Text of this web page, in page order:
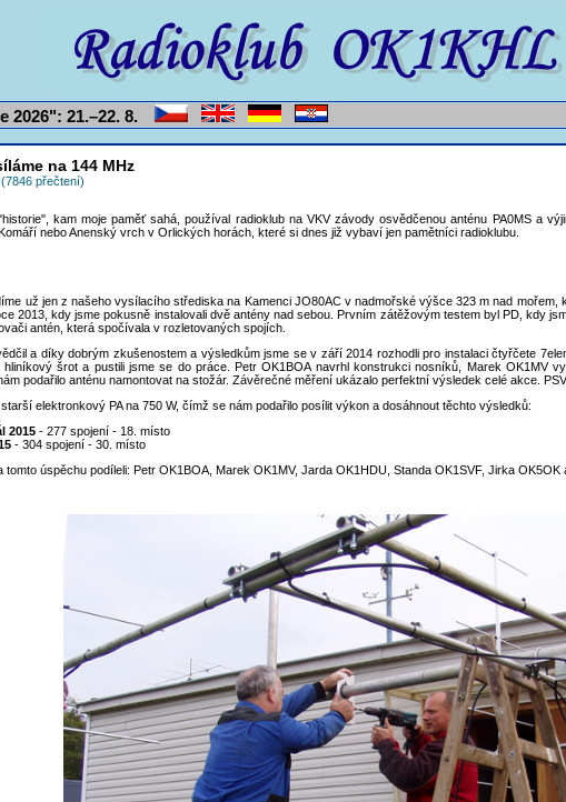
2026": 21.–22. 8.
na 144 MHz
přečtení)
kam moje paměť sahá, používal radioklub na VKV závody osvědčenou anténu PA0MS a
nebo Anenský vrch v Orlických horách, které si dnes již vybaví jen pamětníci radioklubu.
už jen z našeho vysílacího střediska na Kamenci JO80AC v nadmořské výšce 323 m nad mořem,
2013, kdy jsme pokusně instalovali dvě antény nad sebou. Prvním zátěžovým testem byl PD, kdy
antén, která spočívala v rozletovaných spojích.
a díky dobrým zkušenostem a výsledkům jsme se v září 2014 rozhodli pro instalaci čtyřčete
hliníkový šrot a pustili jsme se do práce. Petr OK1BOA navrhl konstrukci nosníků, Marek OK1MV
podařilo anténu namontovat na stožár. Závěrečné měření ukázalo perfektní výsledek celé akce.
elektronkový PA na 750 W, čímž se nám podařilo posílit výkon a dosáhnout těchto výsledků:
2015 - 277 spojení - 18. místo
- 304 spojení - 30. místo
úspěchu podíleli: Petr OK1BOA, Marek OK1MV, Jarda OK1HDU, Standa OK1SVF, Jirka